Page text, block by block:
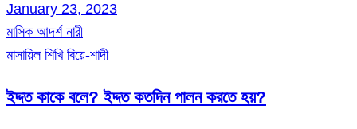
January 23, 2023
মাসিক আদর্শ নারী
মাসায়িল শিখি বিয়ে-শাদী
ইদ্দত কাকে বলে? ইদ্দত কতদিন পালন করতে হয়?